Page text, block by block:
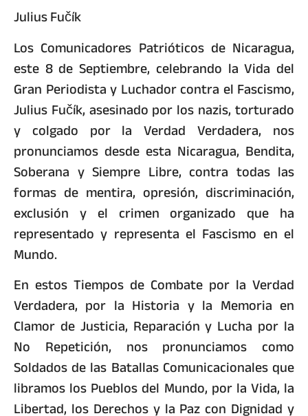
Julius Fučík
Los Comunicadores Patrióticos de Nicaragua,
este 8 de Septiembre, celebrando la Vida del
Gran Periodista y Luchador contra el Fascismo,
Julius Fučík, asesinado por los nazis, torturado
y colgado por la Verdad Verdadera, nos
pronunciamos desde esta Nicaragua, Bendita,
Soberana y Siempre Libre, contra todas las
formas de mentira, opresión, discriminación,
exclusión y el crimen organizado que ha
representado y representa el Fascismo en el
Mundo.
En estos Tiempos de Combate por la Verdad
Verdadera, por la Historia y la Memoria en
Clamor de Justicia, Reparación y Lucha por la
No Repetición, nos pronunciamos como
Soldados de las Batallas Comunicacionales que
libramos los Pueblos del Mundo, por la Vida, la
Libertad, los Derechos y la Paz con Dignidad y